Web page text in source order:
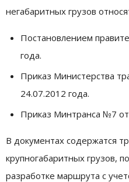
негабаритных грузов
Постановлением
года.
Приказ Министерства
24.07.2012 года.
Приказ Минтранса №7
В документах содержатся
крупногабаритных грузов,
разработке маршрута с